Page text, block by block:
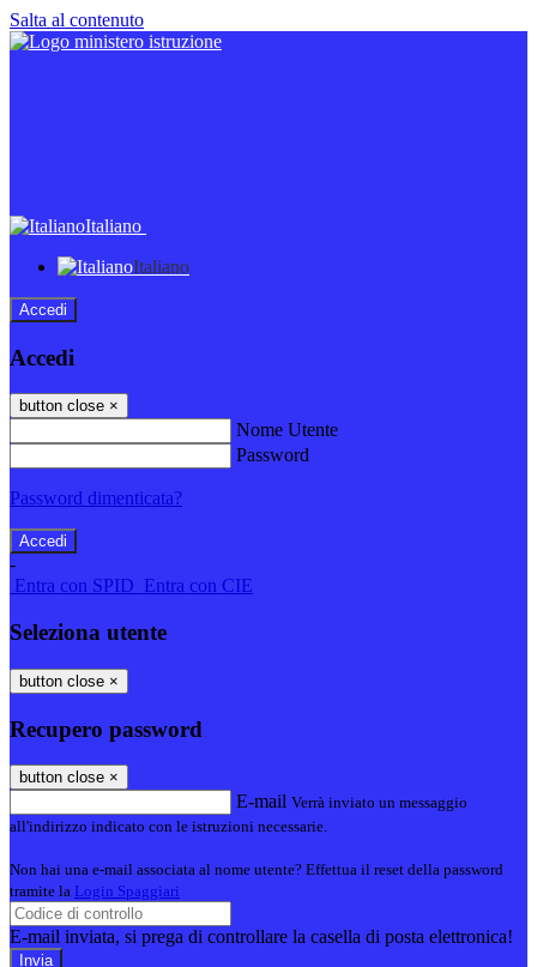
Salta al contenuto
Italiano
Italiano
Accedi
Accedi
button close ×
Nome Utente
Password
Password dimenticata?
-
Entra con SPID Entra con CIE
Seleziona utente
button close ×
Recupero password
button close ×
E-mail Verrà inviato un messaggio
all'indirizzo indicato con le istruzioni necessarie.
Non hai una e-mail associata al nome utente? Effettua il reset della password
tramite la Login Spaggiari
E-mail inviata, si prega di controllare la casella di posta elettronica!